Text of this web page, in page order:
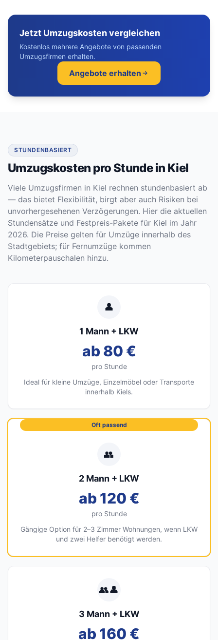
Jetzt Umzugskosten vergleichen
Kostenlos mehrere Angebote von passenden
Umzugsfirmen erhalten.
Angebote erhalten
STUNDENBASIERT
Umzugskosten pro Stunde in Kiel
Viele Umzugsfirmen in Kiel rechnen stundenbasiert ab
— das bietet Flexibilität, birgt aber auch Risiken bei
unvorhergesehenen Verzögerungen. Hier die aktuellen
Stundensätze und Festpreis-Pakete für Kiel im Jahr
2026. Die Preise gelten für Umzüge innerhalb des
Stadtgebiets; für Fernumzüge kommen
Kilometerpauschalen hinzu.
👤
1 Mann + LKW
ab 80 €
pro Stunde
Ideal für kleine Umzüge, Einzelmöbel oder Transporte
innerhalb Kiels.
Oft passend
👥
2 Mann + LKW
ab 120 €
pro Stunde
Gängige Option für 2–3 Zimmer Wohnungen, wenn LKW
und zwei Helfer benötigt werden.
👥👤
3 Mann + LKW
ab 160 €